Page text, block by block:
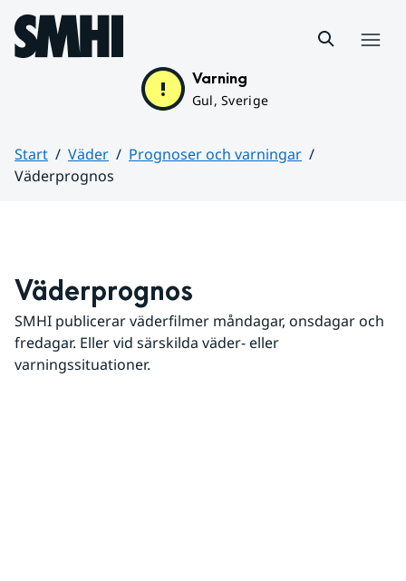
Hoppa till sidans innehåll
Varning
Gul, Sverige
Start Väder
Prognoser och varningar
Väderprognos
Väderprognos
SMHI publicerar väderfilmer måndagar, onsdagar och
fredagar. Eller vid särskilda väder- eller
varningssituationer.